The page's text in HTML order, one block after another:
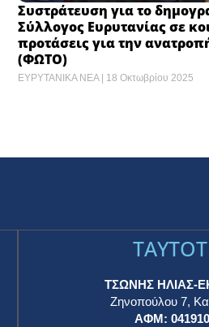
Συστράτευση για το
Σύλλογος Ευρυτανίας σε
προτάσεις για την
(ΦΩΤΟ)
ΕΥΡΥΤΑΝΙΚΑ ΝΕΑ 18 Οκτωβρίου 2025
ΤΣΩΝΗΣ ΗΛΙΑΣ-
Ζηνοπούλου 7,
ΑΦΜ: